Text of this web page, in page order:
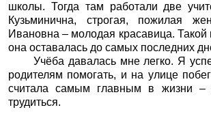
школы. Тогда там работали две
Кузьминична, строгая, пожилая
Ивановна – молодая красавица. Такой
она оставалась до самых последних
Учёба давалась мне легко. Я
родителям помогать, и на улице
считала самым главным в жизни –
трудиться.